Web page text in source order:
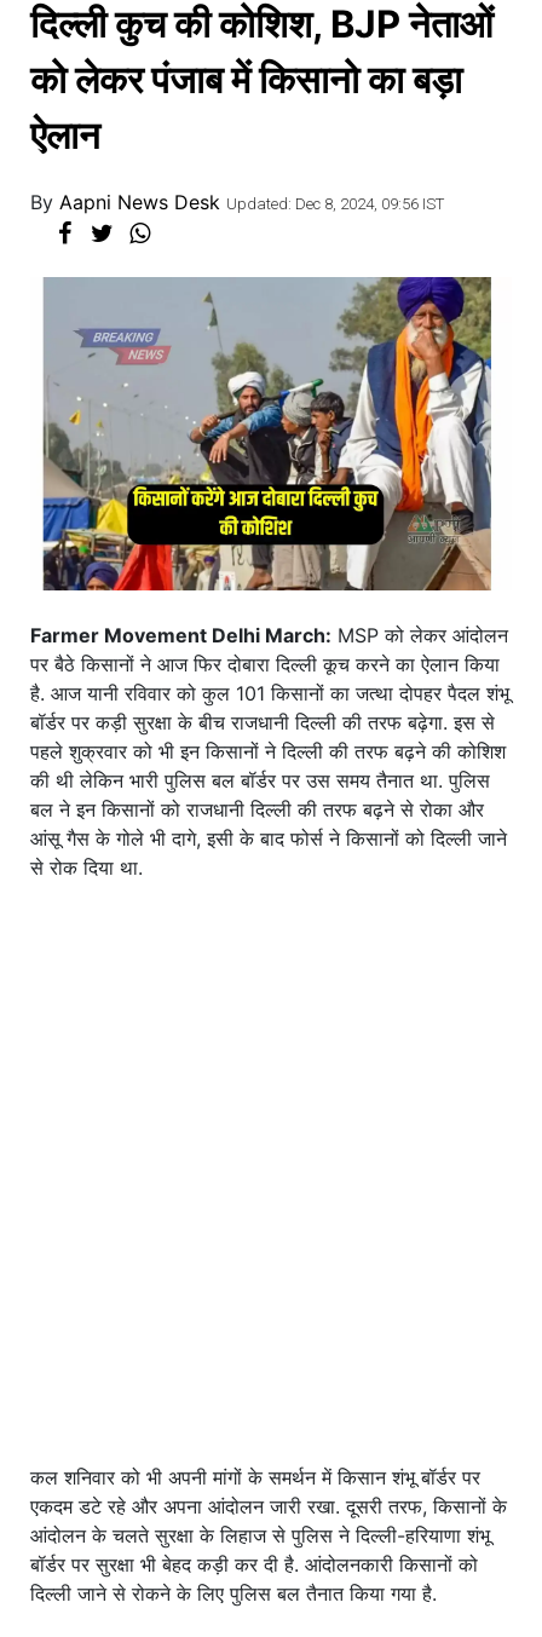
दिल्ली कुच की कोशिश, BJP नेताओं
को लेकर पंजाब में किसानो का बड़ा
ऐलान
By Aapni News Desk Updated: Dec 8, 2024, 09:56 IST
Farmer Movement Delhi March: MSP को लेकर आंदोलन
पर बैठे किसानों ने आज फिर दोबारा दिल्ली कूच करने का ऐलान किया
है. आज यानी रविवार को कुल 101 किसानों का जत्था दोपहर पैदल शंभू
बॉर्डर पर कड़ी सुरक्षा के बीच राजधानी दिल्ली की तरफ बढ़ेगा. इस से
पहले शुक्रवार को भी इन किसानों ने दिल्ली की तरफ बढ़ने की कोशिश
की थी लेकिन भारी पुलिस बल बॉर्डर पर उस समय तैनात था. पुलिस
बल ने इन किसानों को राजधानी दिल्ली की तरफ बढ़ने से रोका और
आंसू गैस के गोले भी दागे, इसी के बाद फोर्स ने किसानों को दिल्ली जाने
से रोक दिया था.
कल शनिवार को भी अपनी मांगों के समर्थन में किसान शंभू बॉर्डर पर
एकदम डटे रहे और अपना आंदोलन जारी रखा. दूसरी तरफ, किसानों के
आंदोलन के चलते सुरक्षा के लिहाज से पुलिस ने दिल्ली-हरियाणा शंभू
बॉर्डर पर सुरक्षा भी बेहद कड़ी कर दी है. आंदोलनकारी किसानों को
दिल्ली जाने से रोकने के लिए पुलिस बल तैनात किया गया है.